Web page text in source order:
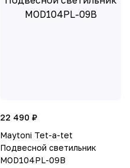
22 490 ₽
Maytoni Tet-a-tet
Подвесной светильник
MOD104PL-09B